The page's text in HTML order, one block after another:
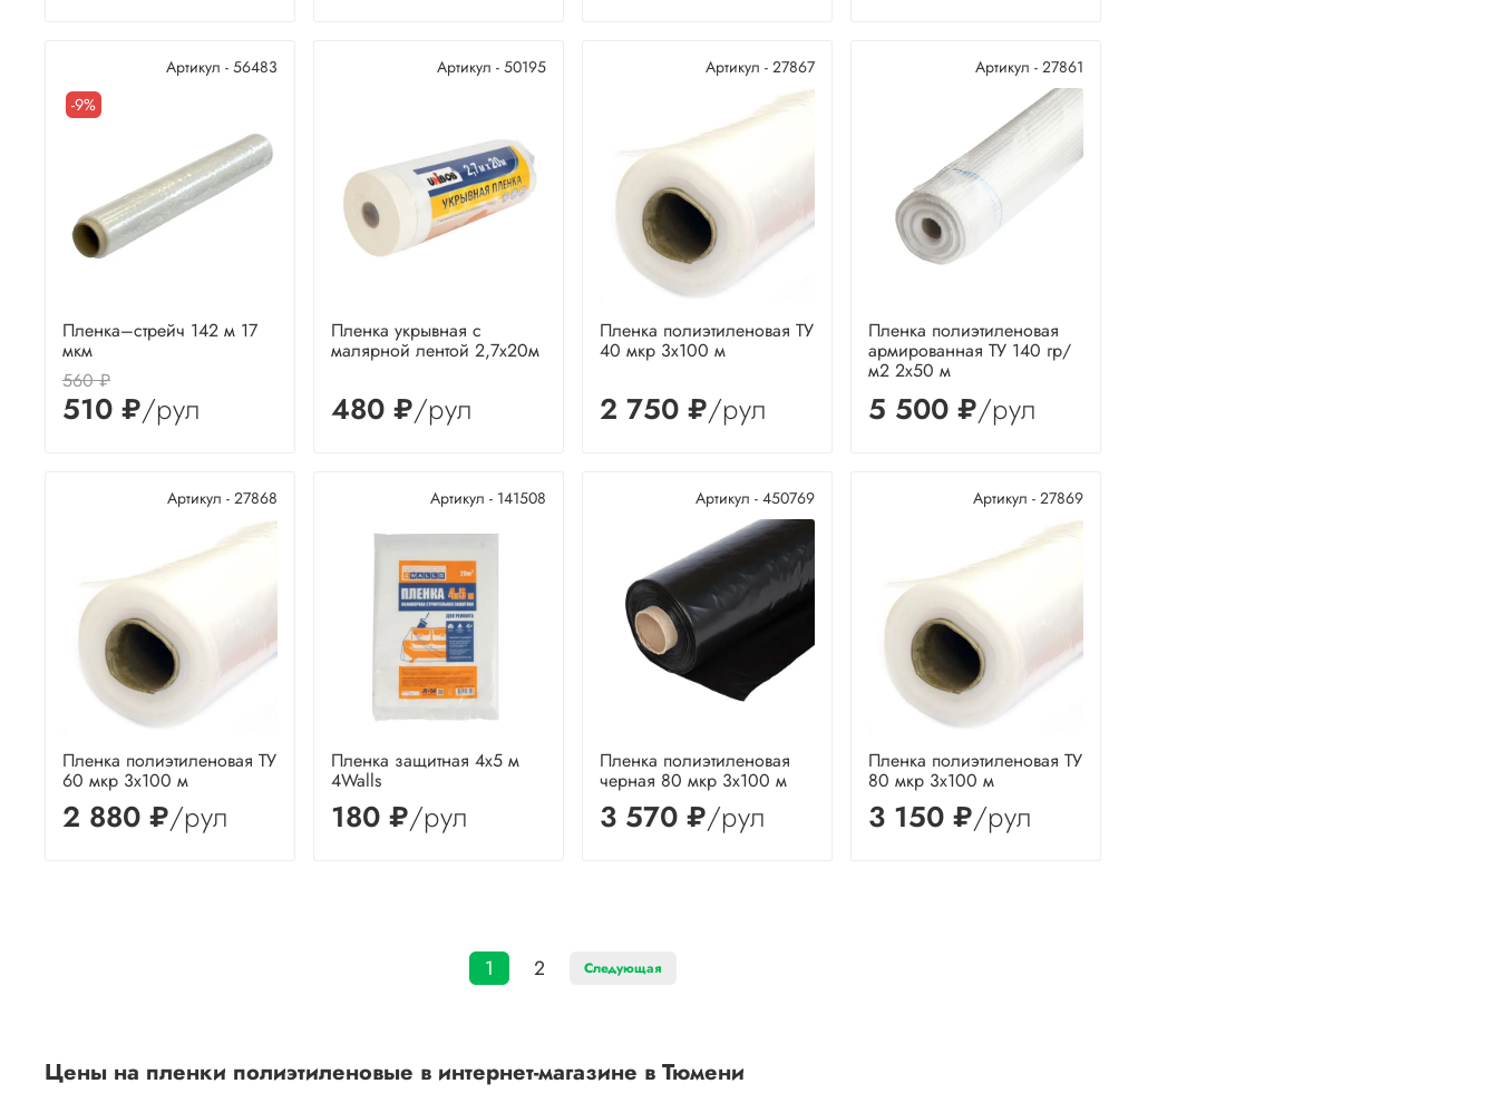
Артикул - 56483
-9%
Пленка–стрейч 142 м 17
мкм
560 ₽
510 ₽/рул
Артикул - 50195
Пленка укрывная с
малярной лентой 2,7х20м
480 ₽/рул
Артикул - 27867
Пленка полиэтиленовая ТУ
40 мкр 3х100 м
2 750 ₽/рул
Артикул - 27861
Пленка полиэтиленовая
армированная ТУ 140 гр/
м2 2х50 м
5 500 ₽/рул
Артикул - 27868
Пленка полиэтиленовая ТУ
60 мкр 3х100 м
2 880 ₽/рул
Артикул - 141508
Пленка защитная 4х5 м
4Walls
180 ₽/рул
Артикул - 450769
Пленка полиэтиленовая
черная 80 мкр 3х100 м
3 570 ₽/рул
Артикул - 27869
Пленка полиэтиленовая ТУ
80 мкр 3х100 м
3 150 ₽/рул
1 2 Следующая
Цены на пленки полиэтиленовые в интернет-магазине в Тюмени